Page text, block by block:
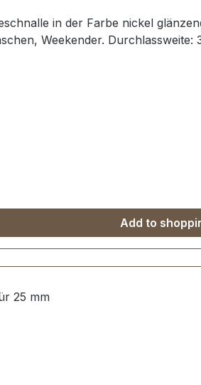
in der Farbe nickel
Weekender.
Add to